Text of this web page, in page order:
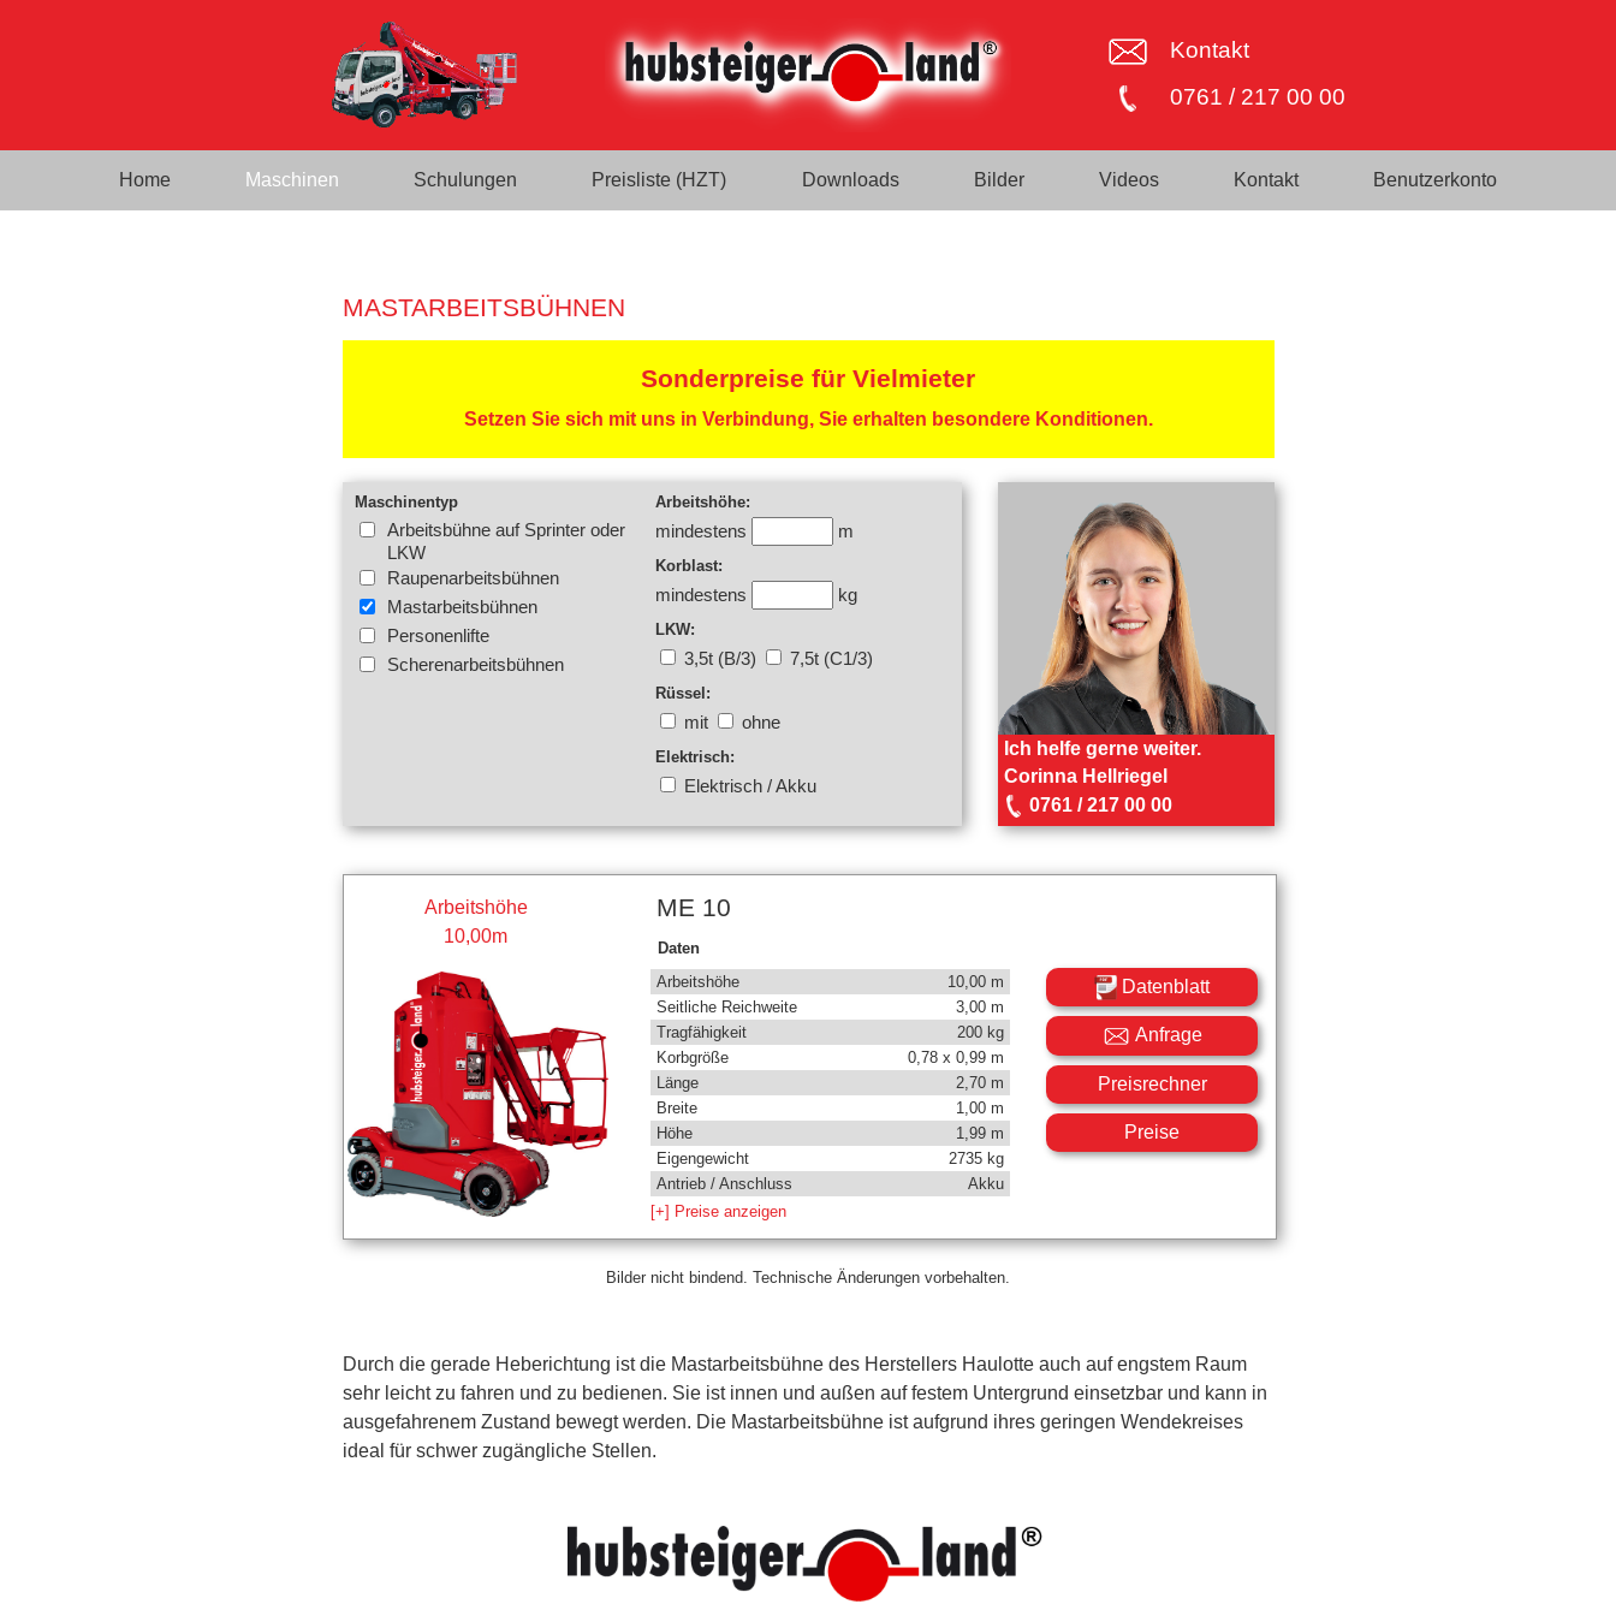
Kontakt
0761 / 217 00 00
Home Maschinen Schulungen Preisliste (HZT) Downloads Bilder Videos Kontakt Benutzerkonto
MASTARBEITSBÜHNEN
Sonderpreise für Vielmieter
Setzen Sie sich mit uns in Verbindung, Sie erhalten besondere Konditionen.
Maschinentyp
Arbeitsbühne auf Sprinter oder
LKW
Raupenarbeitsbühnen
Mastarbeitsbühnen
Personenlifte
Scherenarbeitsbühnen
Arbeitshöhe:
mindestens m
Korblast:
mindestens kg
LKW:
3,5t (B/3) 7,5t (C1/3)
Rüssel:
mit ohne
Elektrisch:
Elektrisch / Akku
Ich helfe gerne weiter.
Corinna Hellriegel
0761 / 217 00 00
Arbeitshöhe
10,00m
ME 10
Daten
Arbeitshöhe
10,00 m
Seitliche Reichweite
3,00 m
Tragfähigkeit
200 kg
Korbgröße
0,78 x 0,99 m
Länge
2,70 m
Breite
1,00 m
Höhe
1,99 m
Eigengewicht
2735 kg
Antrieb / Anschluss
Akku
[+] Preise anzeigen
Datenblatt
Anfrage
Preisrechner
Preise
Bilder nicht bindend. Technische Änderungen vorbehalten.
Durch die gerade Heberichtung ist die Mastarbeitsbühne des Herstellers Haulotte auch auf engstem Raum
sehr leicht zu fahren und zu bedienen. Sie ist innen und außen auf festem Untergrund einsetzbar und kann in
ausgefahrenem Zustand bewegt werden. Die Mastarbeitsbühne ist aufgrund ihres geringen Wendekreises
ideal für schwer zugängliche Stellen.